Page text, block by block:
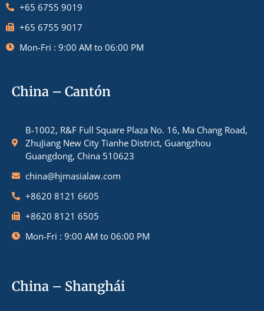
+65 6755 9019
+65 6755 9017
Mon-Fri : 9:00 AM to 06:00 PM
China – Cantón
B-1002, R&F Full Square Plaza No. 16, Ma Chang Road,
ZhuJiang New City Tianhe District, Guangzhou
Guangdong, China 510623
china@hjmasialaw.com
+8620 8121 6605
+8620 8121 6505
Mon-Fri : 9:00 AM to 06:00 PM
China – Shanghái